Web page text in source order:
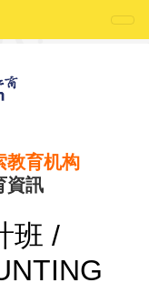
育机构
資訊
班 /